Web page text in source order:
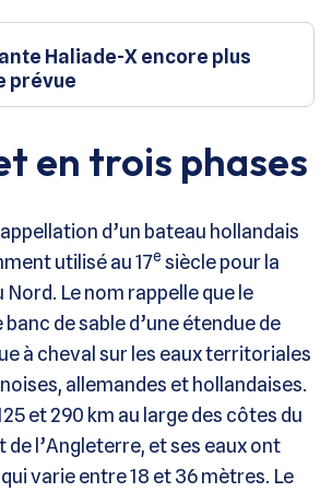
Haliade-X encore plus
prévue
en trois phases
d’un bateau hollandais
utilisé au 17e siècle pour la
Nord. Le nom rappelle que le
banc de sable d’une étendue de
à cheval sur les eaux territoriales
allemandes et hollandaises.
et 290 km au large des côtes du
de l’Angleterre, et ses eaux ont
varie entre 18 et 36 mètres. Le